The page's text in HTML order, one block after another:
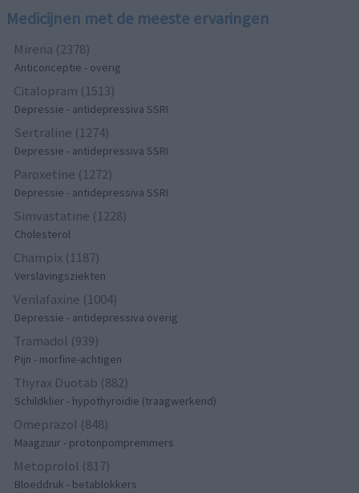
Medicijnen met de meeste ervaringen
Mirena (2378)
Anticonceptie - overig
Citalopram (1513)
Depressie - antidepressiva SSRI
Sertraline (1274)
Depressie - antidepressiva SSRI
Paroxetine (1272)
Depressie - antidepressiva SSRI
Simvastatine (1228)
Cholesterol
Champix (1187)
Verslavingsziekten
Venlafaxine (1004)
Depressie - antidepressiva overig
Tramadol (939)
Pijn - morfine-achtigen
Thyrax Duotab (882)
Schildklier - hypothyroidie (traagwerkend)
Omeprazol (848)
Maagzuur - protonpompremmers
Metoprolol (817)
Bloeddruk - betablokkers